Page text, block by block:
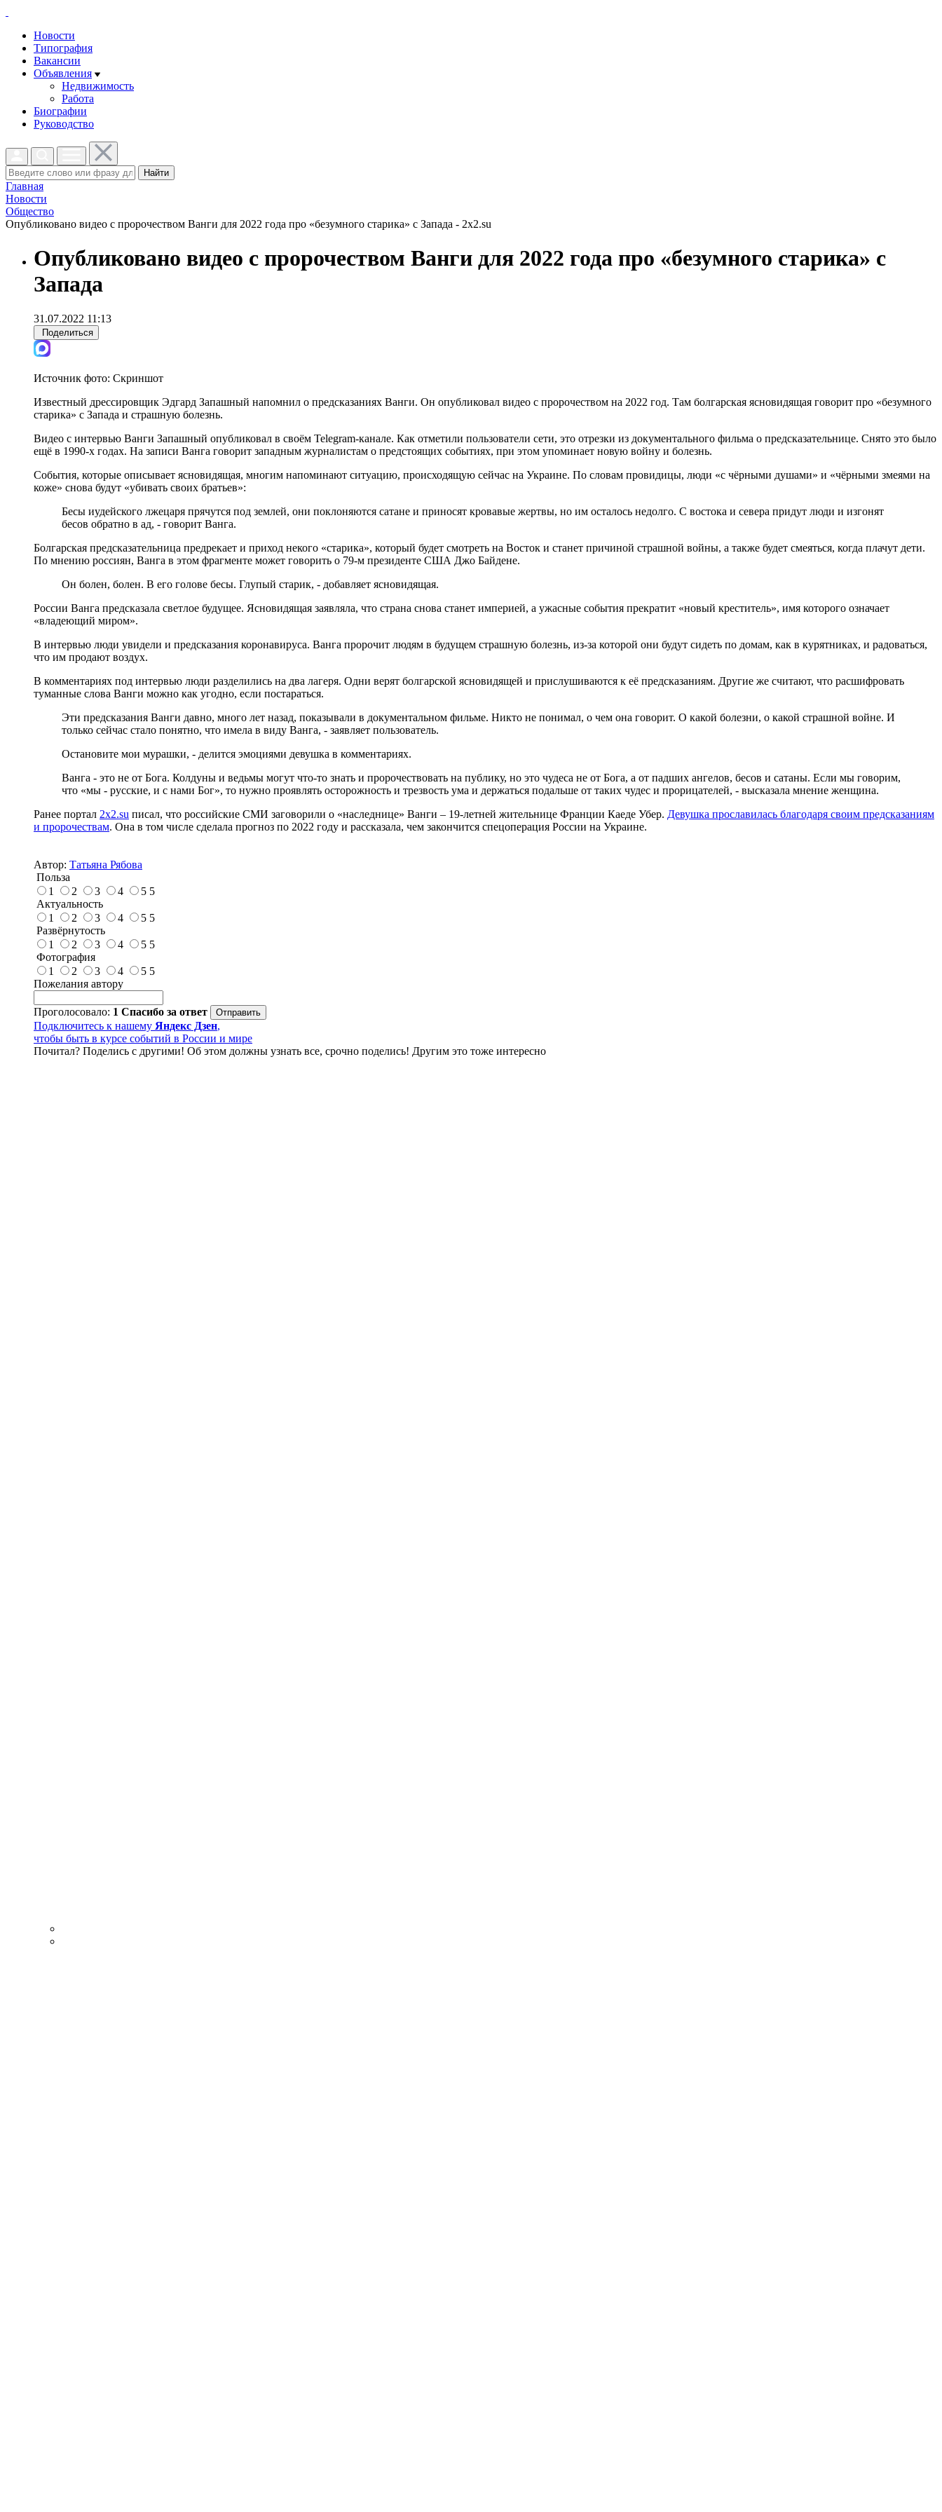
Новости
Типография
Вакансии
Объявления
Недвижимость
Работа
Биографии
Руководство
Найти
Главная
Новости
Общество
Опубликовано видео с пророчеством Ванги для 2022 года про «безумного старика» с Запада - 2x2.su
Опубликовано видео с пророчеством Ванги для 2022 года про «безумного старика» с
Запада
31.07.2022 11:13
Поделиться
Источник фото: Скриншот
Известный дрессировщик Эдгард Запашный напомнил о предсказаниях Ванги. Он опубликовал видео с пророчеством на 2022 год. Там болгарская ясновидящая говорит про «безумного
старика» с Запада и страшную болезнь.
Видео с интервью Ванги Запашный опубликовал в своём Telegram-канале. Как отметили пользователи сети, это отрезки из документального фильма о предсказательнице. Снято это было
ещё в 1990-х годах. На записи Ванга говорит западным журналистам о предстоящих событиях, при этом упоминает новую войну и болезнь.
События, которые описывает ясновидящая, многим напоминают ситуацию, происходящую сейчас на Украине. По словам провидицы, люди «с чёрными душами» и «чёрными змеями на
коже» снова будут «убивать своих братьев»:
Бесы иудейского лжецаря прячутся под землей, они поклоняются сатане и приносят кровавые жертвы, но им осталось недолго. С востока и севера придут люди и изгонят
бесов обратно в ад, - говорит Ванга.
Болгарская предсказательница предрекает и приход некого «старика», который будет смотреть на Восток и станет причиной страшной войны, а также будет смеяться, когда плачут дети.
По мнению россиян, Ванга в этом фрагменте может говорить о 79-м президенте США Джо Байдене.
Он болен, болен. В его голове бесы. Глупый старик, - добавляет ясновидящая.
России Ванга предсказала светлое будущее. Ясновидящая заявляла, что страна снова станет империей, а ужасные события прекратит «новый креститель», имя которого означает
«владеющий миром».
В интервью люди увидели и предсказания коронавируса. Ванга пророчит людям в будущем страшную болезнь, из-за которой они будут сидеть по домам, как в курятниках, и радоваться,
что им продают воздух.
В комментариях под интервью люди разделились на два лагеря. Одни верят болгарской ясновидящей и прислушиваются к её предсказаниям. Другие же считают, что расшифровать
туманные слова Ванги можно как угодно, если постараться.
Эти предсказания Ванги давно, много лет назад, показывали в документальном фильме. Никто не понимал, о чем она говорит. О какой болезни, о какой страшной войне. И
только сейчас стало понятно, что имела в виду Ванга, - заявляет пользователь.
Остановите мои мурашки, - делится эмоциями девушка в комментариях.
Ванга - это не от Бога. Колдуны и ведьмы могут что-то знать и пророчествовать на публику, но это чудеса не от Бога, а от падших ангелов, бесов и сатаны. Если мы говорим,
что «мы - русские, и с нами Бог», то нужно проявлять осторожность и трезвость ума и держаться подальше от таких чудес и прорицателей, - высказала мнение женщина.
Ранее портал 2x2.su писал, что российские СМИ заговорили о «наследнице» Ванги – 19-летней жительнице Франции Каеде Убер. Девушка прославилась благодаря своим предсказаниям
и пророчествам. Она в том числе сделала прогноз по 2022 году и рассказала, чем закончится спецоперация России на Украине.
Автор: Татьяна Рябова
Польза
1
2 3 4 5 5
Актуальность
1
2 3 4 5 5
Развёрнутость
1
2 3 4 5 5
Фотография
1
2 3 4 5 5
Пожелания автору
Проголосовало: 1 Спасибо за ответ
Подключитесь к нашему Яндекс Дзен,
чтобы быть в курсе событий в России и мире
Почитал? Поделись с другими! Об этом должны узнать все, срочно поделись! Другим это тоже интересно